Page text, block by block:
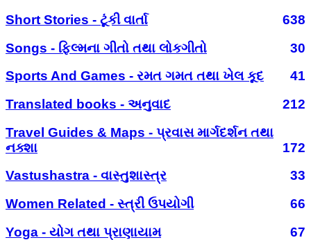
Short Stories - ટૂંકી વાર્તા
638
Songs - ફિલ્મના ગીતો તથા લોકગીતો
30
Sports And Games - રમત ગમત તથા ખેલ કૂદ
41
Translated books - અનુવાદ
212
Travel Guides & Maps - પ્રવાસ માર્ગદર્શન તથા
નક્શા
172
Vastushastra - વાસ્તુશાસ્ત્ર
33
Women Related - સ્ત્રી ઉપયોગી
66
Yoga - યોગ તથા પ્રાણાયામ
67